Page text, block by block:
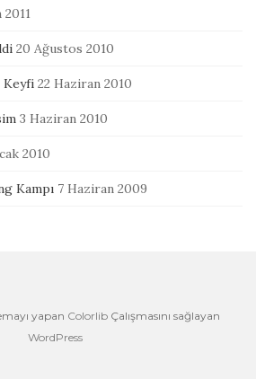
20 Ağustos 2010
Keyfi 22 Haziran 2010
3 Haziran 2010
2010
Kampı 7 Haziran 2009
yapan ColorlibÇalışmasını sağlayan
WordPress